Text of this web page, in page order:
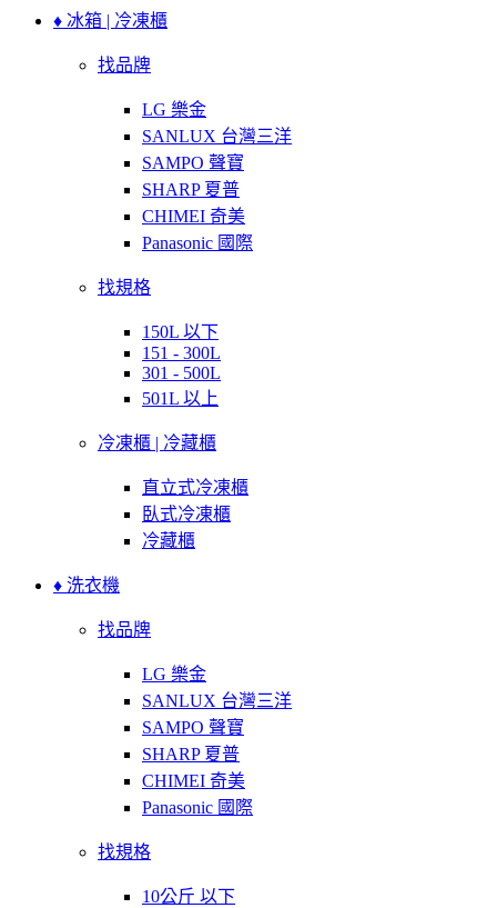
♦ 冰箱 | 冷凍櫃
找品牌
LG 樂金
SANLUX 台灣三洋
SAMPO 聲寶
SHARP 夏普
CHIMEI 奇美
Panasonic 國際
找規格
150L 以下
151 - 300L
301 - 500L
501L 以上
冷凍櫃 | 冷藏櫃
直立式冷凍櫃
臥式冷凍櫃
冷藏櫃
♦ 洗衣機
找品牌
LG 樂金
SANLUX 台灣三洋
SAMPO 聲寶
SHARP 夏普
CHIMEI 奇美
Panasonic 國際
找規格
10公斤 以下